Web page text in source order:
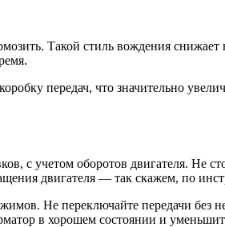
Такой стиль вождения
передач, что значительно
с учетом оборотов двигателя. Не
двигателя — так скажем, по
Не переключайте передачи без
в хорошем состоянии и